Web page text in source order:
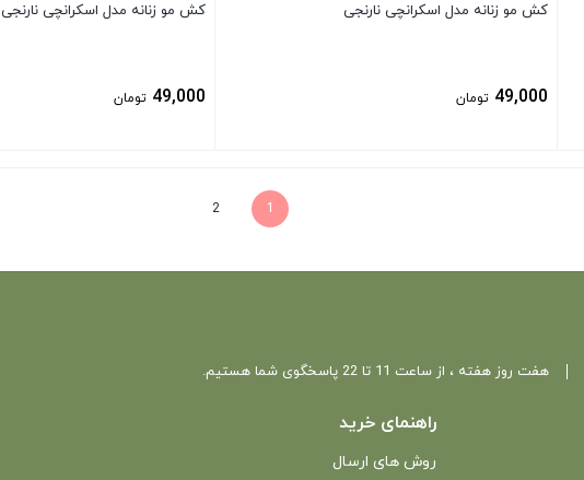
کش مو زنانه مدل اسکرانچی نارنجی
49,000 تومان
کش مو زنانه مدل اسکرانچی نارنجی
49,000 تومان
1
2
هفت روز هفته ، از ساعت 11 تا 22 پاسخگوی شما هستیم.
راهنمای خرید
روش های ارسال